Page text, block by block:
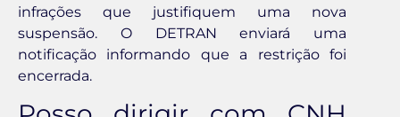
infrações que justifiquem uma nova
suspensão. O DETRAN enviará uma
notificação informando que a restrição foi
encerrada.